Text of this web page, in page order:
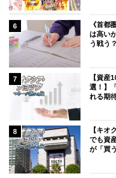
6
《首都
は高い
う戦
7
【資産
選！】
れる期
8
【キオ
でも資
が「買